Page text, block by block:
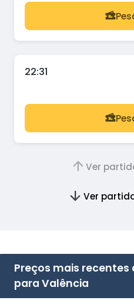
22:31
Ver
Ver
Preços mais recentes
para Valência